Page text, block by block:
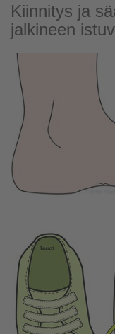
Kiinnitys ja
jalkineen